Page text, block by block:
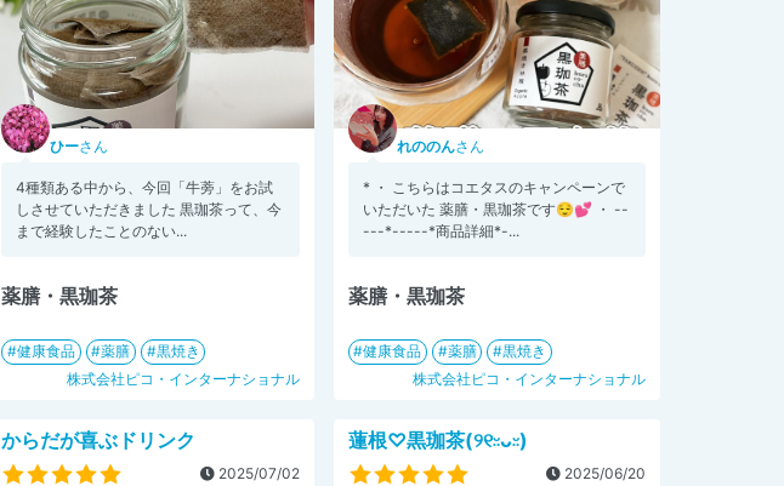
ひーさん
4種類ある中から、今回「牛蒡」をお試
しさせていただきました 黒珈茶って、今
まで経験したことのない...
薬膳・黒珈茶
健康食品 薬膳
黒焼き
株式会社ピコ・インターナショナル
れののんさん
* ・ こちらはコエタスのキャンペーンで
いただいた 薬膳・黒珈茶です😌💕 ・ --
---*-----*商品詳細*-...
薬膳・黒珈茶
健康食品 薬膳
黒焼き
株式会社ピコ・インターナショナル
からだが喜ぶドリンク
2025/07/02
蓮根♡黒珈茶(୨୧ᵕ̤ᴗᵕ̤)
2025/06/20